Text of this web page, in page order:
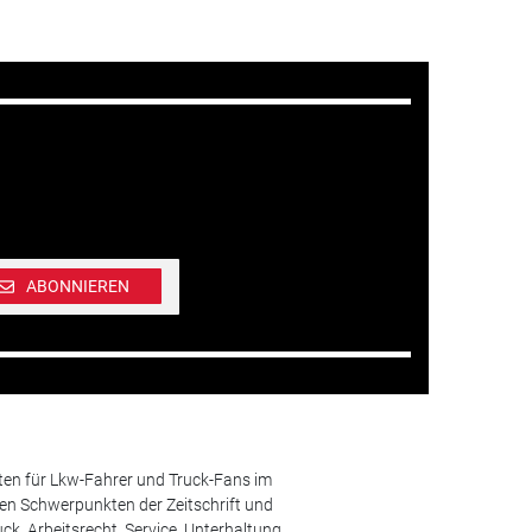
ABONNIEREN
für Lkw-Fahrer und Truck-Fans im
Schwerpunkten der Zeitschrift und